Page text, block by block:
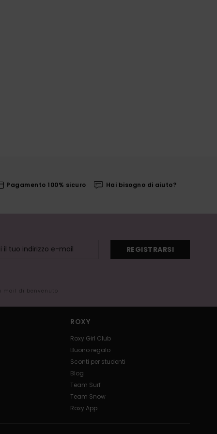
Pagamento 100% sicuro Hai bisogno di aiuto?
REGISTRARSI
mail di benvenuto
ROXY
Roxy Girl Club
Buono regalo
Sconti per studenti
Blog
Team Surf
Team Snow
Roxy App